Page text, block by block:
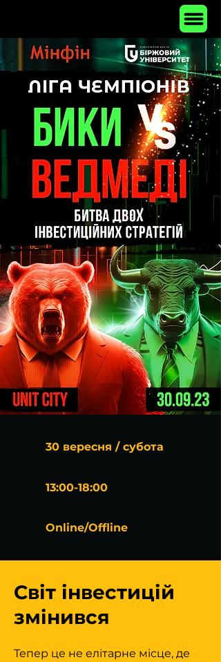
30 вересня / субота
13:00-18:00
Online/Offline
Світ інвестицій
змінився
Тепер це не елітарне місце, де